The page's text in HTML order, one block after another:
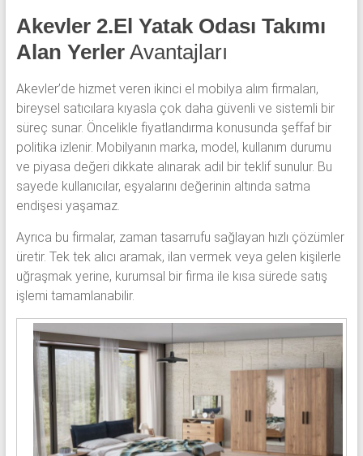
Akevler 2.El Yatak Odası Takımı
Alan YerlerAvantajları
Akevler’de hizmet veren ikinci el mobilya alım firmaları,
bireysel satıcılara kıyasla çok daha güvenli ve sistemli bir
süreç sunar. Öncelikle fiyatlandırma konusunda şeffaf bir
politika izlenir. Mobilyanın marka, model, kullanım durumu
ve piyasa değeri dikkate alınarak adil bir teklif sunulur. Bu
sayede kullanıcılar, eşyalarını değerinin altında satma
endişesi yaşamaz.
Ayrıca bu firmalar, zaman tasarrufu sağlayan hızlı çözümler
üretir. Tek tek alıcı aramak, ilan vermek veya gelen kişilerle
uğraşmak yerine, kurumsal bir firma ile kısa sürede satış
işlemi tamamlanabilir.